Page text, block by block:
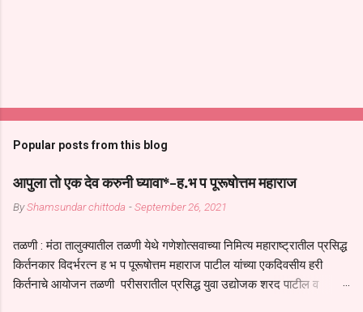
Popular posts from this blog
आपुला तो एक देव करुनी घ्यावा*-ह.भ प पूरूषोत्तम महाराज
ByShamsundar chittoda -September 26, 2021
तळणी : मंठा तालुक्यातील तळणी येथे गणेशोत्सवाच्या निमित्य महाराष्ट्रातील प्रसिद्ध
किर्तनकार विदर्भरत्न ह भ प पूरूषोत्तम महाराज पाटील यांच्या एकदिवसीय हरी
किर्तनाचे आयोजन तळणी परीसरातील प्रसिद्ध युवा उद्योजक शरद पाटील व